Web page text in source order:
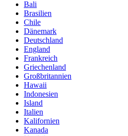
Bali
Brasilien
Chile
Dänemark
Deutschland
England
Frankreich
Griechenland
Großbritannien
Hawaii
Indonesien
Island
Italien
Kalifornien
Kanada